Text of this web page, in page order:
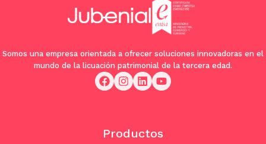
Somos una empresa orientada a ofrecer soluciones innovadoras en el
mundo de la licuación patrimonial de la tercera edad.
Productos